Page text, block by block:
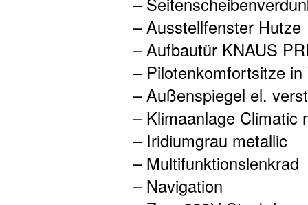
– Ausstellfenster Hutze
– Aufbautür KNAUS
– Pilotenkomfortsitze
– Außenspiegel el.
– Klimaanlage Climatic
– Iridiumgrau metallic
– Multifunktionslenkrad
– Navigation